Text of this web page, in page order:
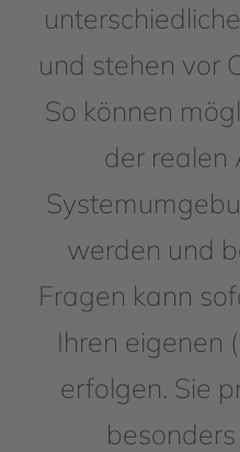
und stehen vor
So können
der realen
werden und
Fragen kann
Ihren eigenen
erfolgen. Sie